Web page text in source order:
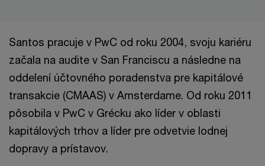
Santos pracuje v PwC od roku 2004, svoju kariéru
začala na audite v San Franciscu a následne na
oddelení účtovného poradenstva pre kapitálové
transakcie (CMAAS) v Amsterdame. Od roku 2011
pôsobila v PwC v Grécku ako líder v oblasti
kapitálových trhov a líder pre odvetvie lodnej
dopravy a prístavov.